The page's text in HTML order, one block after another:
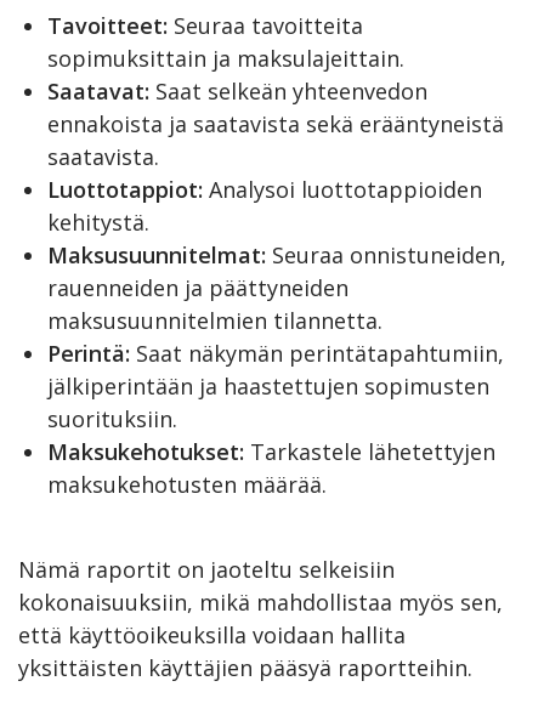
Tavoitteet: Seuraa tavoitteita
sopimuksittain ja maksulajeittain.
Saatavat: Saat selkeän yhteenvedon
ennakoista ja saatavista sekä erääntyneistä
saatavista.
Luottotappiot: Analysoi luottotappioiden
kehitystä.
Maksusuunnitelmat: Seuraa onnistuneiden,
rauenneiden ja päättyneiden
maksusuunnitelmien tilannetta.
Perintä: Saat näkymän perintätapahtumiin,
jälkiperintään ja haastettujen sopimusten
suorituksiin.
Maksukehotukset: Tarkastele lähetettyjen
maksukehotusten määrää.
Nämä raportit on jaoteltu selkeisiin
kokonaisuuksiin, mikä mahdollistaa myös sen,
että käyttöoikeuksilla voidaan hallita
yksittäisten käyttäjien pääsyä raportteihin.